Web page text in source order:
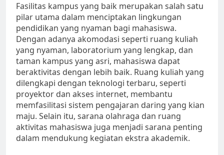
Fasilitas kampus yang baik merupakan salah satu
pilar utama dalam menciptakan lingkungan
pendidikan yang nyaman bagi mahasiswa.
Dengan adanya akomodasi seperti ruang kuliah
yang nyaman, laboratorium yang lengkap, dan
taman kampus yang asri, mahasiswa dapat
beraktivitas dengan lebih baik. Ruang kuliah yang
dilengkapi dengan teknologi terbaru, seperti
proyektor dan akses internet, membantu
memfasilitasi sistem pengajaran daring yang kian
maju. Selain itu, sarana olahraga dan ruang
aktivitas mahasiswa juga menjadi sarana penting
dalam mendukung kegiatan ekstra akademik.